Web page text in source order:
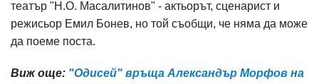
театър "Н.О. Масалитинов" - актьорът, сценарист и
режисьор Емил Бонев, но той съобщи, че няма да може
да поеме поста.
Виж още: "Одисей" връща Александър Морфов на